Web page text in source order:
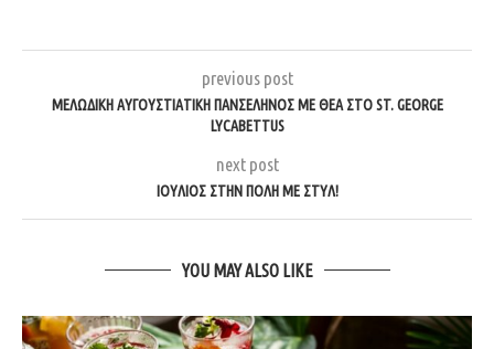
previous post
ΜΕΛΩΔΙΚΉ ΑΥΓΟΥΣΤΙΆΤΙΚΗ ΠΑΝΣΈΛΗΝΟΣ ΜΕ ΘΈΑ ΣΤΟ ST. GEORGE
LYCABETTUS
next post
ΙΟΎΛΙΟΣ ΣΤΗΝ ΠΌΛΗ ΜΕ ΣΤΥΛ!
YOU MAY ALSO LIKE